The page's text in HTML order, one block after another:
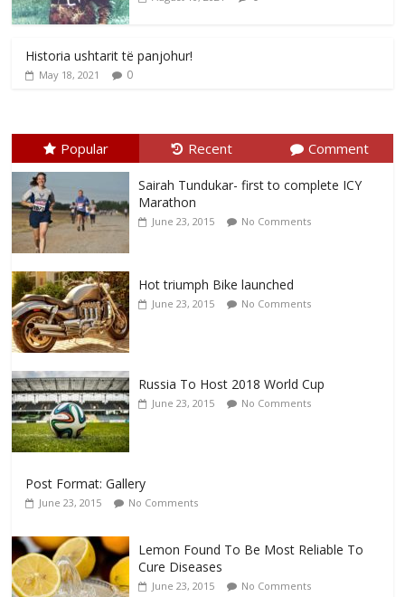
Historia ushtarit të panjohur!
May 18, 2021 0
Popular Recent Comment
Sairah Tundukar- first to complete ICY
Marathon
June 23, 2015 No Comments
Hot triumph Bike launched
June 23, 2015 No Comments
Russia To Host 2018 World Cup
June 23, 2015 No Comments
Post Format: Gallery
June 23, 2015 No Comments
Lemon Found To Be Most Reliable To
Cure Diseases
June 23, 2015 No Comments